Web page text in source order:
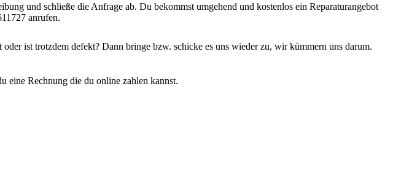
und schließe die Anfrage ab. Du bekommst umgehend und kostenlos ein Reparaturangebot
anrufen.
ist trotzdem defekt? Dann bringe bzw. schicke es uns wieder zu, wir kümmern uns darum.
eine Rechnung die du online zahlen kannst.